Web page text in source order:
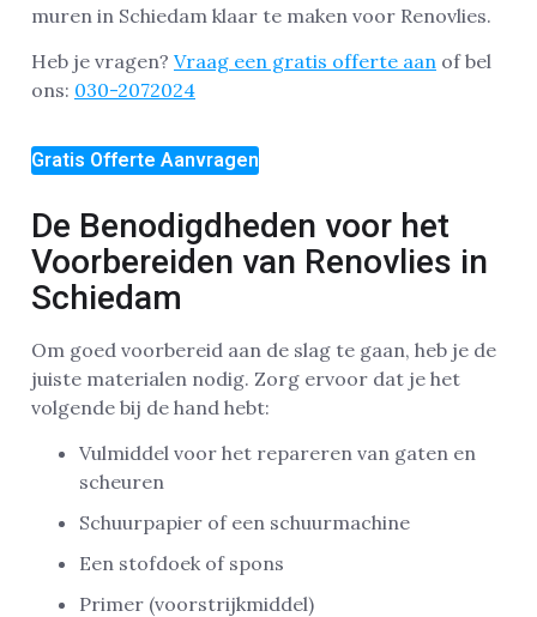
muren in Schiedam klaar te maken voor Renovlies.
Heb je vragen? Vraag een gratis offerte aan of bel
ons: 030-2072024
Gratis Offerte Aanvragen
De Benodigdheden voor het
Voorbereiden van Renovlies in
Schiedam
Om goed voorbereid aan de slag te gaan, heb je de
juiste materialen nodig. Zorg ervoor dat je het
volgende bij de hand hebt:
Vulmiddel voor het repareren van gaten en
scheuren
Schuurpapier of een schuurmachine
Een stofdoek of spons
Primer (voorstrijkmiddel)